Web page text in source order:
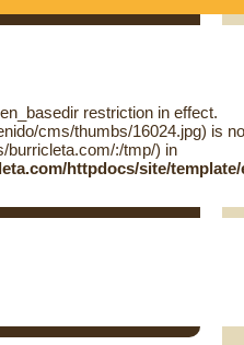
restriction in effect.
cms/thumbs/16024.jpg) is
burricleta.com/:/tmp/) in
httpdocs/site/